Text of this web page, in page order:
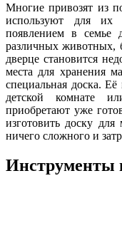
Многие привозят из
используют для их
появлением в семье
различных животных,
дверце становится
места для хранения
специальная доска.
детской комнате
приобретают уже
изготовить доску
ничего сложного и
Инструменты